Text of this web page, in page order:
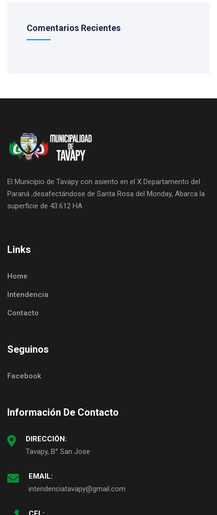
Comentarios Recientes
El Municipio de Tavapy con asiento en el X Departamento del
Paraná ,desafectándose de Santa Rosa del Monday, Abarca la
superficie de 43.612 HA
Links
Home
Intendencia
Contacto
Seguinos
Facebook
Información De Contacto
DIRECCIÓN:
Tavapy, B° San Jose
EMAIL:
intendenciatavapy@gmail.com